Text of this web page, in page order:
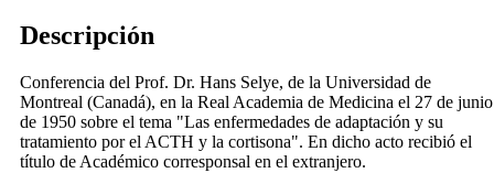
Descripción
Conferencia del Prof. Dr. Hans Selye, de la Universidad de
Montreal (Canadá), en la Real Academia de Medicina el 27 de junio
de 1950 sobre el tema "Las enfermedades de adaptación y su
tratamiento por el ACTH y la cortisona". En dicho acto recibió el
título de Académico corresponsal en el extranjero.